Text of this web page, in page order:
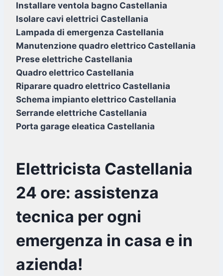
Installare ventola bagno Castellania
Isolare cavi elettrici Castellania
Lampada di emergenza Castellania
Manutenzione quadro elettrico Castellania
Prese elettriche Castellania
Quadro elettrico Castellania
Riparare quadro elettrico Castellania
Schema impianto elettrico Castellania
Serrande elettriche Castellania
Porta garage eleatica Castellania
Elettricista Castellania
24 ore: assistenza
tecnica per ogni
emergenza in casa e in
azienda!